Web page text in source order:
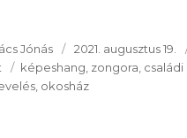
Jónás Publikálva
2021. augusztus 19.
Kulcsszavak
képeshang zongora családi
okosház